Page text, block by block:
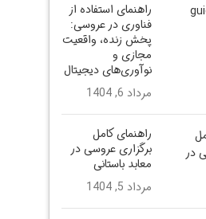
راهنمای استفاده از
فناوری در عروسی:
پخش زنده، واقعیت
مجازی و
نوآوری‌های دیجیتال
مرداد 6, 1404
راهنمای کامل
برگزاری عروسی در
معابد باستانی
مرداد 5, 1404